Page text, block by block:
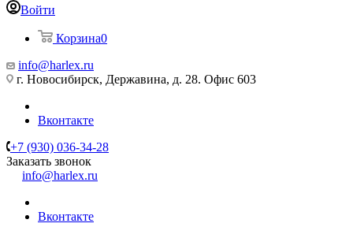
Войти
Корзина0
info@harlex.ru
г. Новосибирск, Державина, д. 28. Офис 603
Вконтакте
+7 (930) 036-34-28
Заказать звонок
info@harlex.ru
Вконтакте